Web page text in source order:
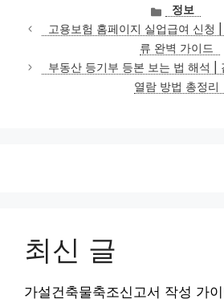
카
테
고
리
정보
고용보험 홈페이지 실업급여 신청
류 완벽 가이드
부동산 등기부 등본 보는 법 해석 |
열람 방법 총정리
최신 글
가설건축물축조신고서 작성 가